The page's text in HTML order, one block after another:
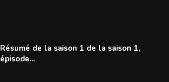
Résumé de la saison 1 de la saison 1,
épisode...